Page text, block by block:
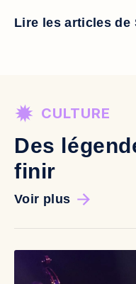
Lire les articles de
Des
finir
CULTURE
Voir plus